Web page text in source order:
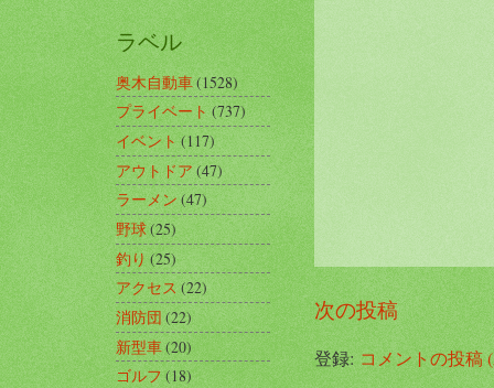
次の投稿
登録:コメントの投稿
ラベル
奥木自動車(1528)
プライベート(737)
イベント(117)
アウトドア(47)
ラーメン(47)
野球(25)
釣り(25)
アクセス(22)
消防団(22)
新型車(20)
ゴルフ(18)